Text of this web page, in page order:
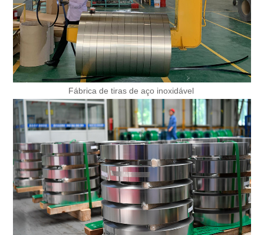
Fábrica de tiras de aço inoxidável